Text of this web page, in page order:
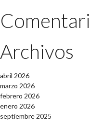
Archivos
abril 2026
marzo 2026
febrero 2026
enero 2026
septiembre 2025